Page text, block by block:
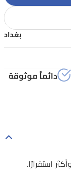
بغداد
دائماً موثوقة